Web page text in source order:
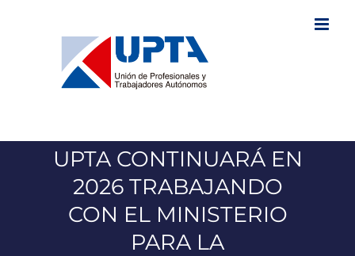
UPTA CONTINUARÁ EN
2026 TRABAJANDO
CON EL MINISTERIO
PARA LA